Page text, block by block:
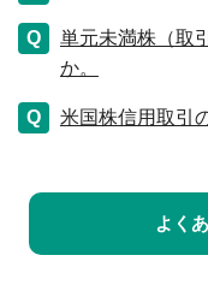
単元未満株（取
か。
米国株信用取引
よく